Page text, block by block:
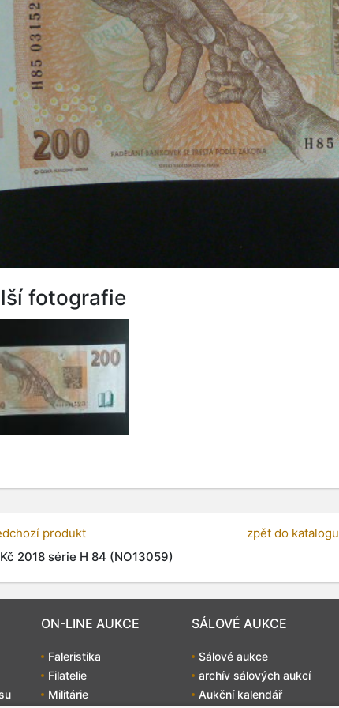
fotografie
produkt
2018 série H 84 (NO13059)
zpět do katalogu
ON-LINE AUKCE
Faleristika
Filatelie
Militárie
SÁLOVÉ AUKCE
Sálové aukce
archív sálových aukcí
Aukční kalendář